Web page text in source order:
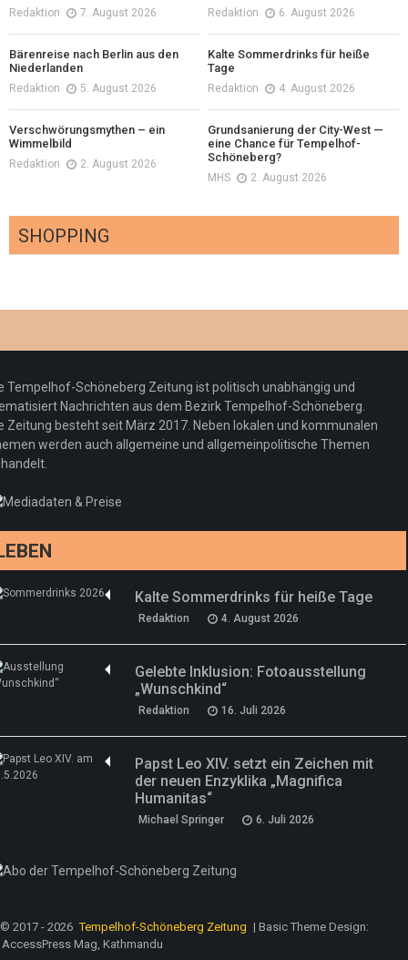
Redaktion 7. August 2026 Redaktion 6. August 2026
Bärenreise nach Berlin aus den
Niederlanden
Redaktion 5. August 2026
Kalte Sommerdrinks für heiße
Tage
Redaktion 4. August 2026
Verschwörungsmythen – ein
Wimmelbild
Redaktion 2. August 2026
Grundsanierung der City-West —
eine Chance für Tempelhof-
Schöneberg?
MHS 2. August 2026
SHOPPING
Redaktion 23. Juli 2026
Pepe Jeans London mit Summer Sale und
neuer Kollektion
Redaktion 19. Juli 2026
Woher kommt der Honig? – Neue EU-
Regeln gelten 14. Juni
drei neue Specials zur Fußball-WM
Tempelhof-Schöneberg Zeitung ist politisch unabhängig und
Nachrichten aus dem Bezirk Tempelhof-Schöneberg.
Zeitung besteht seit März 2017. Neben lokalen und kommunalen
werden auch allgemeine und allgemeinpolitische Themen
Kalte Sommerdrinks für heiße Tage
Redaktion 4. August 2026
Gelebte Inklusion: Fotoausstellung
„Wunschkind“
Redaktion 16. Juli 2026
Papst Leo XIV. setzt ein Zeichen mit
der neuen Enzyklika „Magnifica
Humanitas“
Michael Springer 6. Juli 2026
© 2017 - 2026 Tempelhof-Schöneberg Zeitung | Basic Theme Design:
AccessPress Mag, Kathmandu